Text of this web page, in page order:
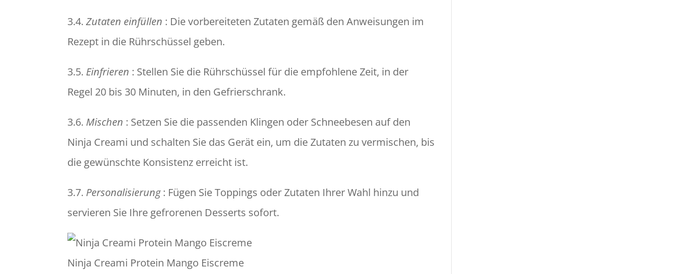
3.4.Zutaten einfüllen : Die vorbereiteten Zutaten gemäß den Anweisungen im
Rezept in die Rührschüssel geben.
3.5. Einfrieren : Stellen Sie die Rührschüssel für die empfohlene Zeit, in der
Regel 20 bis 30 Minuten, in den Gefrierschrank.
3.6. Mischen : Setzen Sie die passenden Klingen oder Schneebesen auf den
Ninja Creami und schalten Sie das Gerät ein, um die Zutaten zu vermischen, bis
die gewünschte Konsistenz erreicht ist.
3.7. Personalisierung: Fügen Sie Toppings oder Zutaten Ihrer Wahl hinzu und
servieren Sie Ihre gefrorenen Desserts sofort.
Ninja Creami Protein Mango Eiscreme